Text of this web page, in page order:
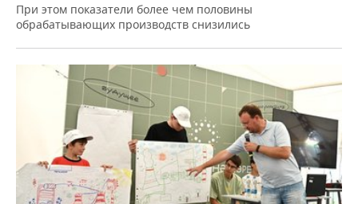
При этом показатели более чем половины
обрабатывающих производств снизились